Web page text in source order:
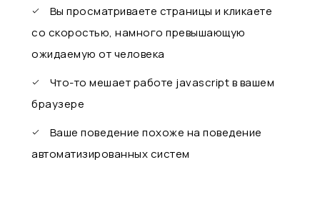
Вы просматриваете страницы и кликаете
со скоростью, намного превышающую
ожидаемую от человека
Что-то мешает работе javascript в вашем
браузере
Ваше поведение похоже на поведение
автоматизированных систем